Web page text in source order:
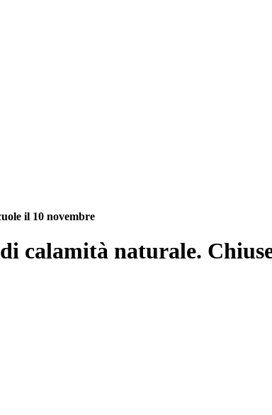
il 10 novembre
calamità naturale.